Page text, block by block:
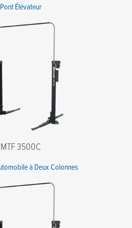
de la politique de confidentialité.
Pont Élévateur
MTF 3500C
à Deux Colonnes